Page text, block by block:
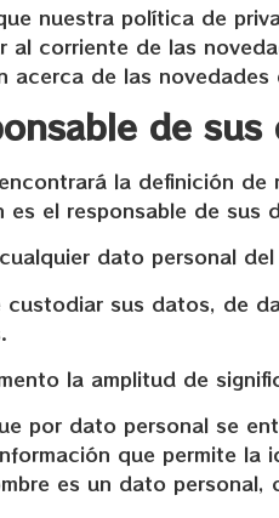
nuestra política de
al corriente de las
acerca de las
de
la definición
el responsable de sus
cualquier dato personal
sus datos, de
la amplitud de
por dato personal se
que permite
es un dato